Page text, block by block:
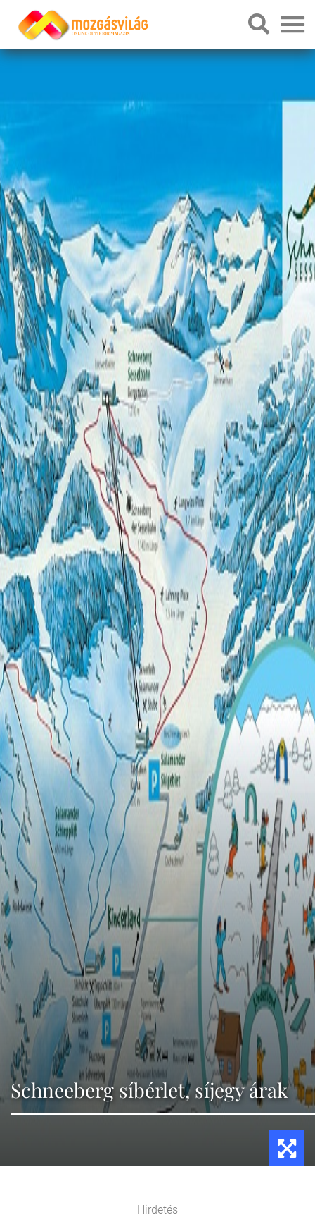
Schneeberg síbérlet, síjegy árak
Hirdetés